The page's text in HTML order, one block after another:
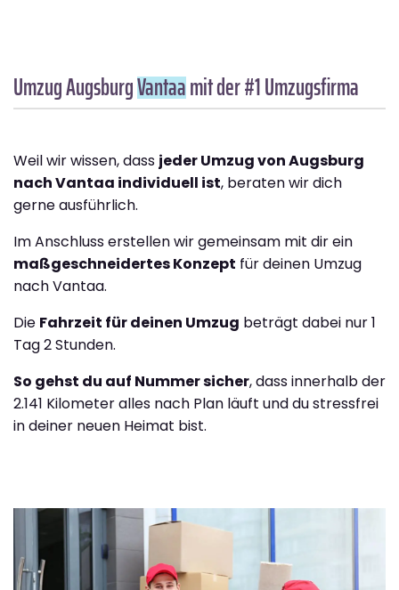
Umzug AugsburgVantaamit der #1 Umzugsfirma
Weil wir wissen, dass jeder Umzug von Augsburg
nach Vantaa individuell ist, beraten wir dich
gerne ausführlich.
Im Anschluss erstellen wir gemeinsam mit dir ein
maßgeschneidertes Konzept für deinen Umzug
nach Vantaa.
Die Fahrzeit für deinen Umzug beträgt dabei nur 1
Tag 2 Stunden.
So gehst du auf Nummer sicher, dass innerhalb der
2.141 Kilometer alles nach Plan läuft und du stressfrei
in deiner neuen Heimat bist.